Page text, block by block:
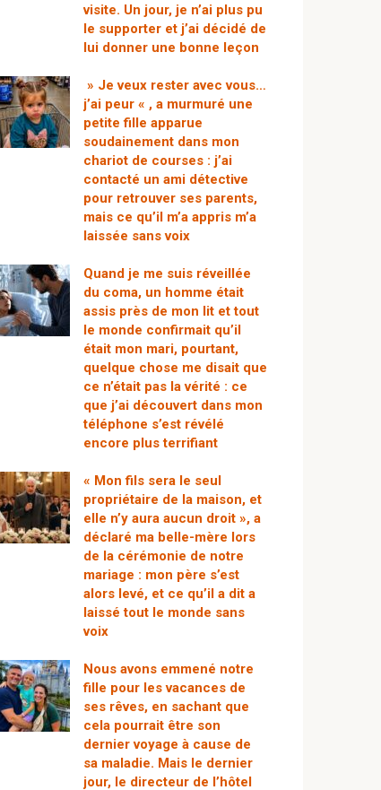
visite. Un jour, je n’ai plus pu
le supporter et j’ai décidé de
lui donner une bonne leçon
» Je veux rester avec vous…
j’ai peur « , a murmuré une
petite fille apparue
soudainement dans mon
chariot de courses : j’ai
contacté un ami détective
pour retrouver ses parents,
mais ce qu’il m’a appris m’a
laissée sans voix
Quand je me suis réveillée
du coma, un homme était
assis près de mon lit et tout
le monde confirmait qu’il
était mon mari, pourtant,
quelque chose me disait que
ce n’était pas la vérité : ce
que j’ai découvert dans mon
téléphone s’est révélé
encore plus terrifiant
« Mon fils sera le seul
propriétaire de la maison, et
elle n’y aura aucun droit », a
déclaré ma belle-mère lors
de la cérémonie de notre
mariage : mon père s’est
alors levé, et ce qu’il a dit a
laissé tout le monde sans
voix
Nous avons emmené notre
fille pour les vacances de
ses rêves, en sachant que
cela pourrait être son
dernier voyage à cause de
sa maladie. Mais le dernier
jour, le directeur de l’hôtel